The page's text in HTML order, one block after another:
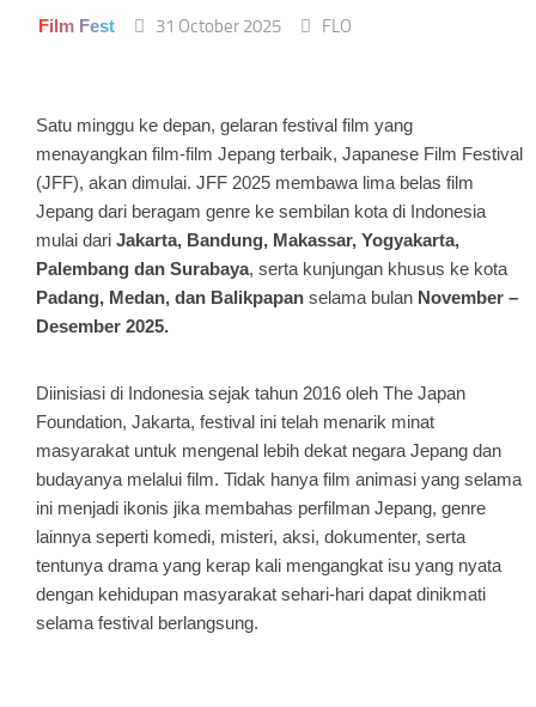
Film Fest 31 October 2025 FLO
Satu minggu ke depan, gelaran festival film yang
menayangkan film-film Jepang terbaik, Japanese Film Festival
(JFF), akan dimulai. JFF 2025 membawa lima belas film
Jepang dari beragam genre ke sembilan kota di Indonesia
mulai dari Jakarta, Bandung, Makassar, Yogyakarta,
Palembang dan Surabaya, serta kunjungan khusus ke kota
Padang, Medan, dan Balikpapan selama bulan November –
Desember 2025.
Diinisiasi di Indonesia sejak tahun 2016 oleh The Japan
Foundation, Jakarta, festival ini telah menarik minat
masyarakat untuk mengenal lebih dekat negara Jepang dan
budayanya melalui film. Tidak hanya film animasi yang selama
ini menjadi ikonis jika membahas perfilman Jepang, genre
lainnya seperti komedi, misteri, aksi, dokumenter, serta
tentunya drama yang kerap kali mengangkat isu yang nyata
dengan kehidupan masyarakat sehari-hari dapat dinikmati
selama festival berlangsung.